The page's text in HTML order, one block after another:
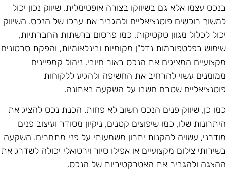
עצמו אלא גם בשיווקו בצורה אופטימלית. שיווק נכון יכול
רוכשים פוטנציאליים ולהגביר את ערכו של הנכס. השיווק
לכלול מגוון טקטיקות, כמו פרסום ברשתות החברתיות,
בפלטפורמות נדל"ן מקומיות ובינלאומיות, והפקת סרטונים
המציגים את הנכס באור חיובי. ניהול קמפיינים
עשוי להרחיב את החשיפה ולהגיע ללקוחות
שטרם חשבו על השקעה באתונה.
כן, שיווק פנים הנכס חשוב לא פחות. הכנת נכס להציג את
שלו, כמו שיפוצים קטנים, ניקיון מסודר ועיצוב פנים
עשויה להקנות יתרון משמעותי על פני מתחרים. השקעה
צילום מקצועיים או אפילו סיור וירטואלי יכולה לשדרג את
ולהגביר את האטרקטיביות של הנכס.